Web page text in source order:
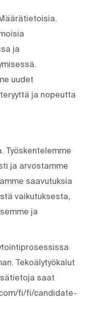
ja
uudet
ja nopeutta
Työskentelemme
ja arvostamme
saavutuksia
vaikutuksesta,
ja
Tekoälytyökalut
saat
fi/fi/candidate-